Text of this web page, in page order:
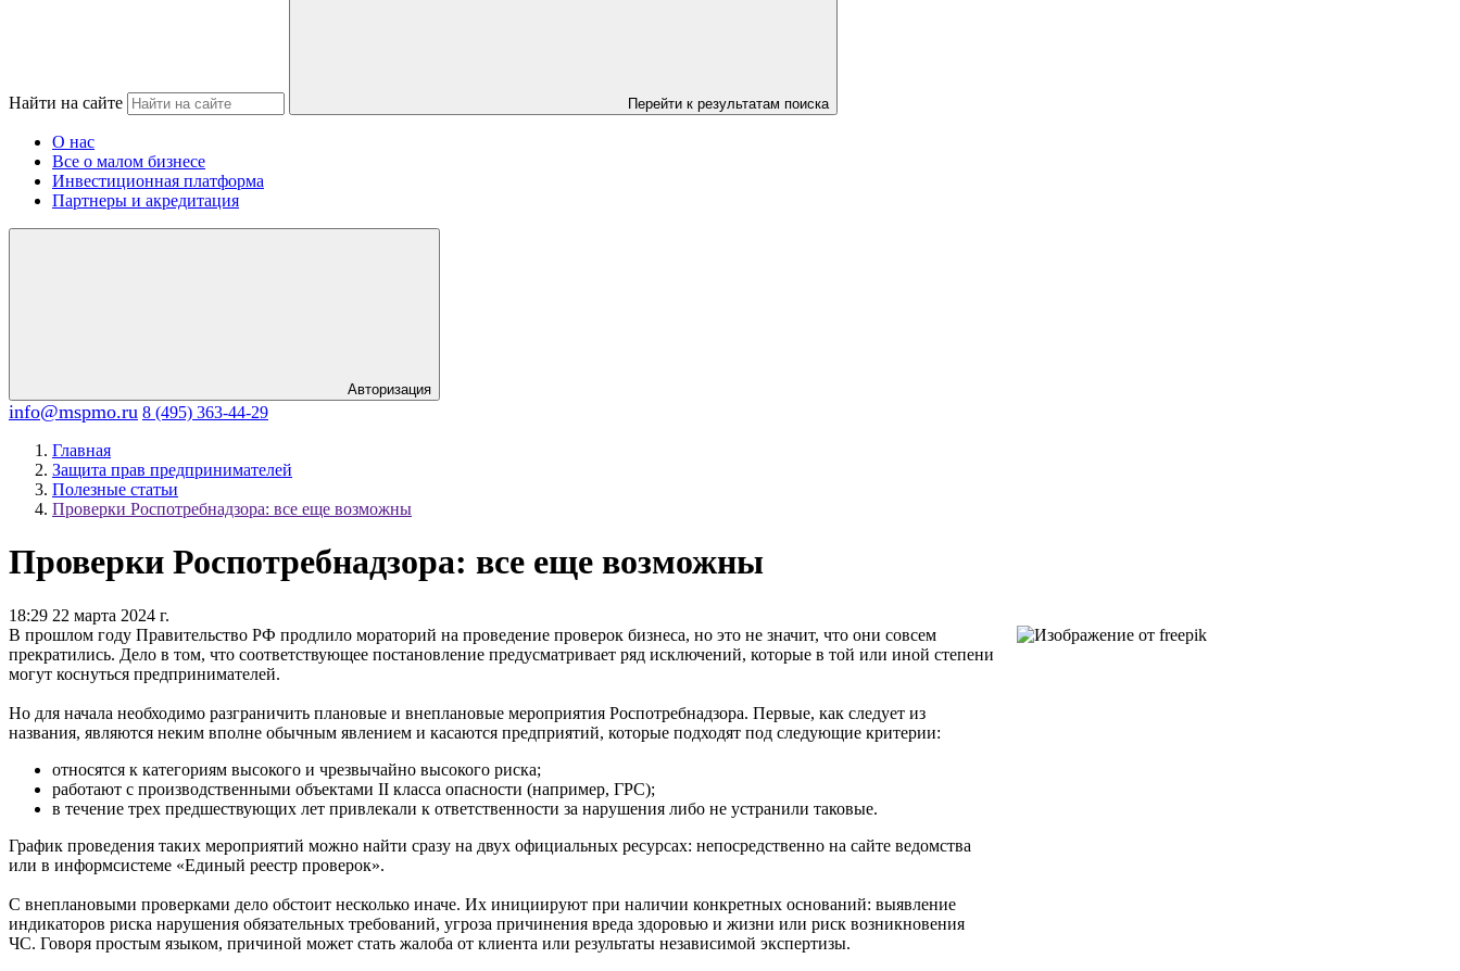
Найти на сайте Перейти к результатам поиска
О нас
Все о малом бизнесе
Инвестиционная платформа
Партнеры и акредитация
Авторизация
info@mspmo.ru 8 (495) 363-44-29
Главная
Защита прав предпринимателей
Полезные статьи
Проверки Роспотребнадзора: все еще возможны
Проверки Роспотребнадзора: все еще возможны
18:29 22 марта 2024 г.
В прошлом году Правительство РФ продлило мораторий на проведение проверок бизнеса, но это не значит, что они совсем
прекратились. Дело в том, что соответствующее постановление предусматривает ряд исключений, которые в той или иной степени
могут коснуться предпринимателей.
Но для начала необходимо разграничить плановые и внеплановые мероприятия Роспотребнадзора. Первые, как следует из
названия, являются неким вполне обычным явлением и касаются предприятий, которые подходят под следующие критерии:
относятся к категориям высокого и чрезвычайно высокого риска;
работают с производственными объектами II класса опасности (например, ГРС);
в течение трех предшествующих лет привлекали к ответственности за нарушения либо не устранили таковые.
График проведения таких мероприятий можно найти сразу на двух официальных ресурсах: непосредственно на сайте ведомства
или в информсистеме «Единый реестр проверок».
С внеплановыми проверками дело обстоит несколько иначе. Их инициируют при наличии конкретных оснований: выявление
индикаторов риска нарушения обязательных требований, угроза причинения вреда здоровью и жизни или риск возникновения
ЧС. Говоря простым языком, причиной может стать жалоба от клиента или результаты независимой экспертизы.